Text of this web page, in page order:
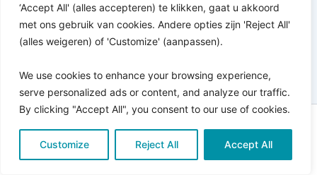
‘Accept All' (alles accepteren) te klikken, gaat u akkoord
met ons gebruik van cookies. Andere opties zijn 'Reject All'
(alles weigeren) of 'Customize' (aanpassen).
We use cookies to enhance your browsing experience,
serve personalized ads or content, and analyze our traffic.
By clicking "Accept All", you consent to our use of cookies.
Customize Reject All Accept All
Copyright © 2026 Pro Bono Connect | in samenwerking
metKitewebsites